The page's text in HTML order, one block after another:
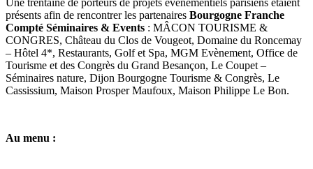
présents afin de rencontrer les partenaires Bourgogne Franche
Compté Séminaires & Events : MÂCON TOURISME &
CONGRES, Château du Clos de Vougeot, Domaine du Roncemay
– Hôtel 4*, Restaurants, Golf et Spa, MGM Evènement, Office de
Tourisme et des Congrès du Grand Besançon, Le Coupet –
Séminaires nature, Dijon Bourgogne Tourisme & Congrès, Le
Cassissium, Maison Prosper Maufoux, Maison Philippe Le Bon.
Au menu :